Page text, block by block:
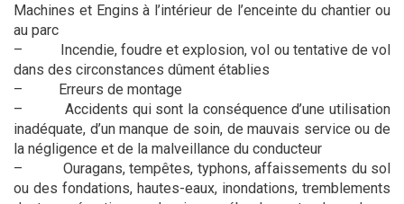
Machines et Engins à l’intérieur de l’enceinte du chantier ou
au parc
– Incendie, foudre et explosion, vol ou tentative de vol
dans des circonstances dûment établies
– Erreurs de montage
– Accidents qui sont la conséquence d’une utilisation
inadéquate, d’un manque de soin, de mauvais service ou de
la négligence et de la malveillance du conducteur
– Ouragans, tempêtes, typhons, affaissements du sol
ou des fondations, hautes-eaux, inondations, tremblements